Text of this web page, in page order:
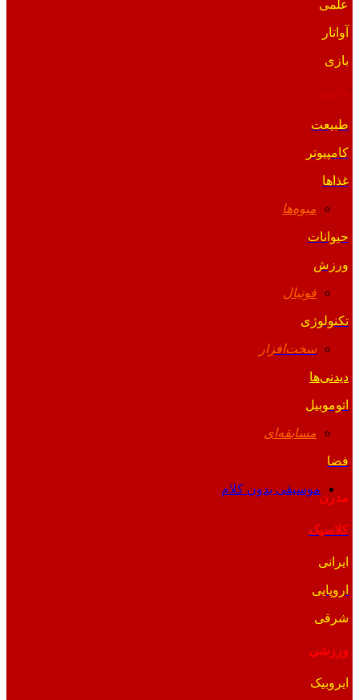
علمی
آواتار
بازی
طبیعت
کامپیوتر
غذاها
میوه‌ها
حیوانات
ورزش
فوتبال
تکنولوژی
سخت‌افزار
دیدنی‌ها
اتوموبیل
مسابقه‌ای
فضا
موسیقی بدون کلام
مدرن
کلاسیک
ایرانی
اروپایی
شرقی
ورزشی
ایروبیک